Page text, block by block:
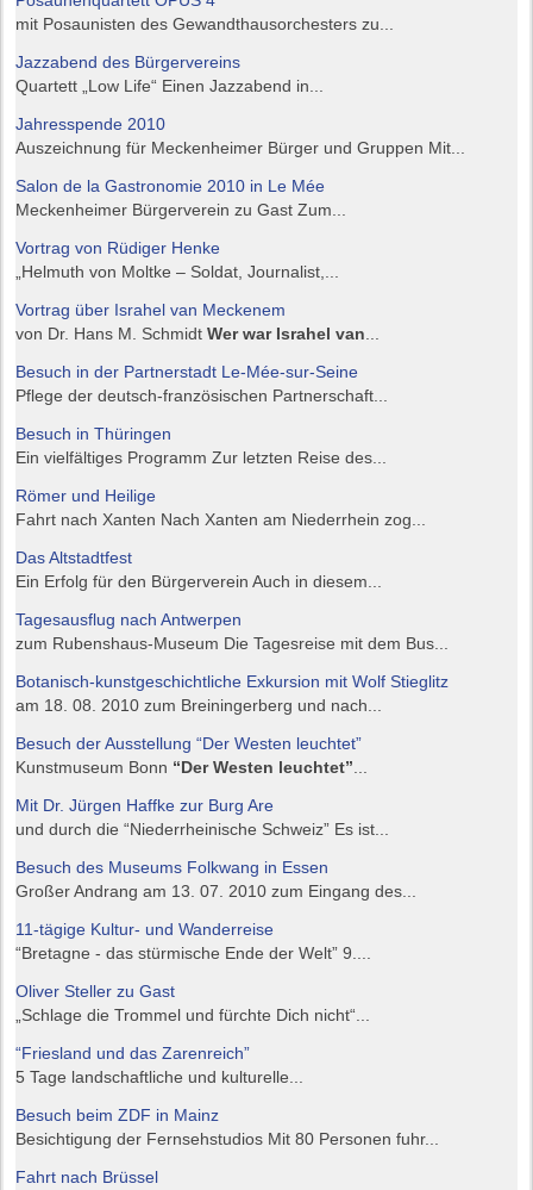
mit Posaunisten des Gewandthausorchesters zu...
Jazzabend des Bürgervereins
Quartett „Low Life“ Einen Jazzabend in...
Jahresspende 2010
Auszeichnung für Meckenheimer Bürger und Gruppen Mit...
Salon de la Gastronomie 2010 in Le Mée
Meckenheimer Bürgerverein zu Gast Zum...
Vortrag von Rüdiger Henke
„Helmuth von Moltke – Soldat, Journalist,...
Vortrag über Israhel van Meckenem
von Dr. Hans M. SchmidtWer war Israhel van
Besuch in der Partnerstadt Le-Mée-sur-Seine
Pflege der deutsch-französischen Partnerschaft...
Besuch in Thüringen
Ein vielfältiges Programm Zur letzten Reise des...
Römer und Heilige
Fahrt nach Xanten Nach Xanten am Niederrhein zog...
Das Altstadtfest
Ein Erfolg für den Bürgerverein Auch in diesem...
Tagesausflug nach Antwerpen
zum Rubenshaus-Museum Die Tagesreise mit dem Bus...
Botanisch-kunstgeschichtliche Exkursion mit Wolf Stieglitz
am 18. 08. 2010 zum Breiningerberg und nach...
Besuch der Ausstellung “Der Westen leuchtet”
Kunstmuseum Bonn “Der Westen leuchtet”
Mit Dr. Jürgen Haffke zur Burg Are
und durch die “Niederrheinische Schweiz” Es ist...
Besuch des Museums Folkwang in Essen
Großer Andrang am 13. 07. 2010 zum Eingang des...
11-tägige Kultur- und Wanderreise
“Bretagne - das stürmische Ende der Welt” 9....
Oliver Steller zu Gast
„Schlage die Trommel und fürchte Dich nicht“...
“Friesland und das Zarenreich”
5 Tage landschaftliche und kulturelle...
Besuch beim ZDF in Mainz
Besichtigung der Fernsehstudios Mit 80 Personen fuhr...
Fahrt nach Brüssel